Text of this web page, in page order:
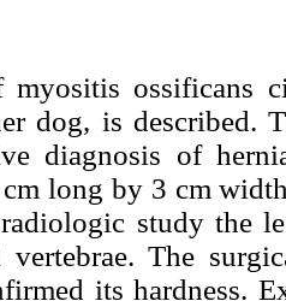
myositis ossificans
dog, is described.
diagnosis of
long by 3 cm
study the
vertebrae. The
its hardness.